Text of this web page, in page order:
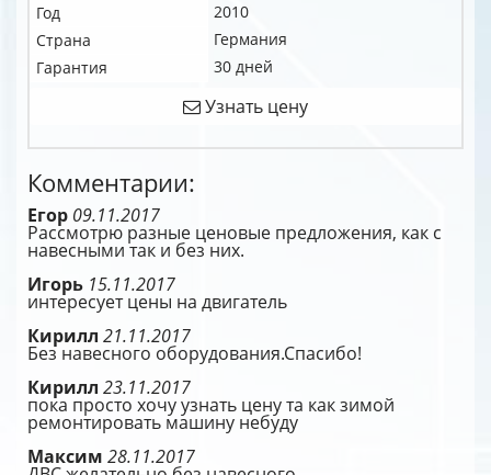
Год
2010
Страна
Германия
Гарантия
30 дней
Узнать цену
Комментарии:
Егор 09.11.2017
Рассмотрю разные ценовые предложения, как с
навесными так и без них.
Игорь 15.11.2017
интересует цены на двигатель
Кирилл 21.11.2017
Без навесного оборудования.Спасибо!
Кирилл 23.11.2017
пока просто хочу узнать цену та как зимой
ремонтировать машину небуду
Максим 28.11.2017